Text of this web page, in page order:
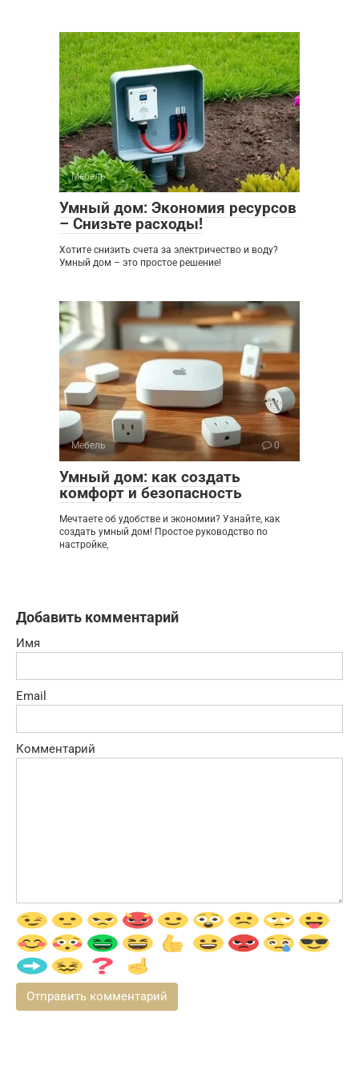
Мебель 0
Умный дом: Экономия ресурсов
– Снизьте расходы!
Хотите снизить счета за электричество и воду?
Умный дом – это простое решение!
Мебель 0
Умный дом: как создать
комфорт и безопасность
Мечтаете об удобстве и экономии? Узнайте, как
создать умный дом! Простое руководство по
настройке,
Добавить комментарий
Имя
Email
Комментарий